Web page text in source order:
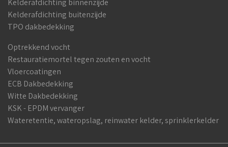
Kelderafdichting binnenzijde
Kelderafdichting buitenzijde
TPO dakbedekking
Optrekkend vocht
Restauratiemortel tegen zouten en vocht
Vloercoatingen
ECB Dakbedekking
Witte Dakbedekking
KSK - EPDM vervanger
Wateretentie, wateropslag, reinwater kelder, sprinklerkelder